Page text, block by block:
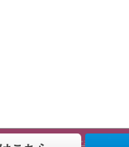
表記 プライバシーポリシー